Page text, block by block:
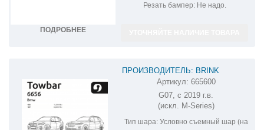
ПОДРОБНЕЕ
Резать бампер:Не надо.
ПРОИЗВОДИТЕЛЬ: BRINK
ФАРКОП НА BMW X7 665600
Артикул: 665600
G07, с 2019 г.в.
(искл. M-Series)
Тип шара:Условно съемный шар (на